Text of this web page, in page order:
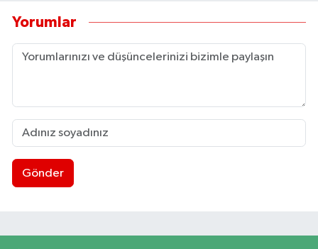
Yorumlar
Gönder